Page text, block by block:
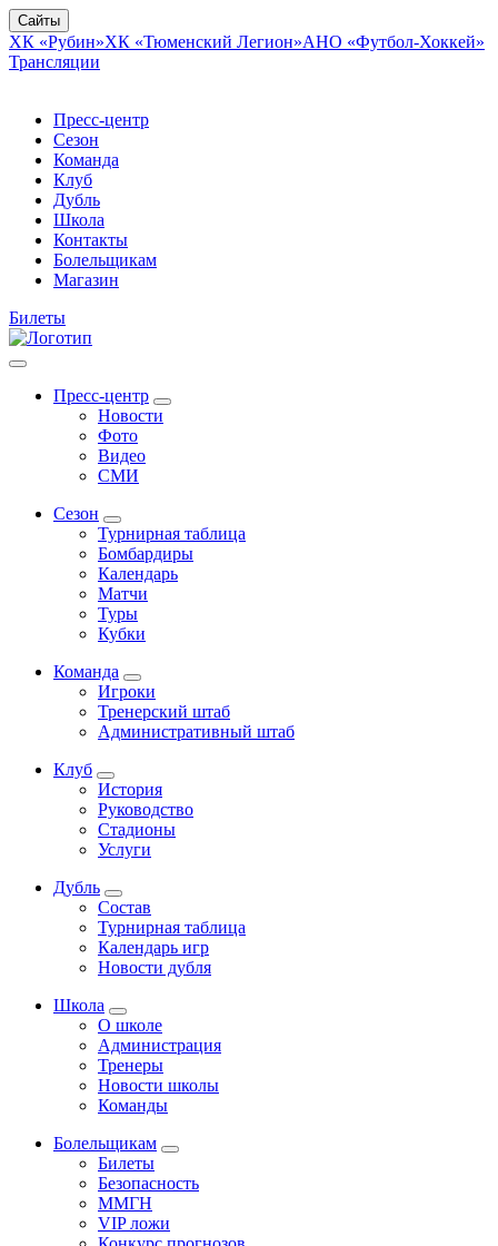
Сайты
ХК «Рубин»ХК «Тюменский Легион»АНО «Футбол-Хоккей»
Трансляции
Пресс-центр
Сезон
Команда
Клуб
Дубль
Школа
Контакты
Болельщикам
Магазин
Билеты
Пресс-центр
Новости
Фото
Видео
СМИ
Сезон
Турнирная таблица
Бомбардиры
Календарь
Матчи
Туры
Кубки
Команда
Игроки
Тренерский штаб
Административный штаб
Клуб
История
Руководство
Стадионы
Услуги
Дубль
Состав
Турнирная таблица
Календарь игр
Новости дубля
Школа
О школе
Администрация
Тренеры
Новости школы
Команды
Болельщикам
Билеты
Безопасность
ММГН
VIP ложи